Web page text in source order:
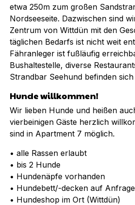
etwa 250m zum großen
Nordseeseite. Dazwischen sind
Zentrum von Wittdün mit den
täglichen Bedarfs ist nicht weit
Fähranleger ist fußläufig
Bushaltestelle, diverse
Strandbar Seehund befinden sich
Hunde willkommen!
Wir lieben Hunde und heißen
vierbeinigen Gäste herzlich
sind in Apartment 7 möglich.
• alle Rassen erlaubt
• bis 2 Hunde
• Hundenäpfe vorhanden
• Hundebett/-decken auf Anfrage
• Hundeshop im Ort (Wittdün)